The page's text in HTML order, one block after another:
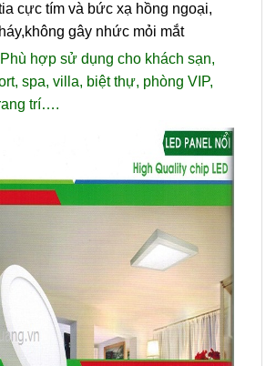
cực tím và bức xạ hồng ngoại,
gây nhức mỏi mắt
Phù hợp sử dụng cho khách sạn,
spa, villa, biệt thự, phòng VIP,
trí….